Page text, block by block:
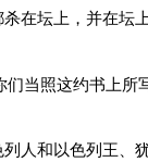
在坛上，并在坛
们当照这约书上所
人和以色列王、